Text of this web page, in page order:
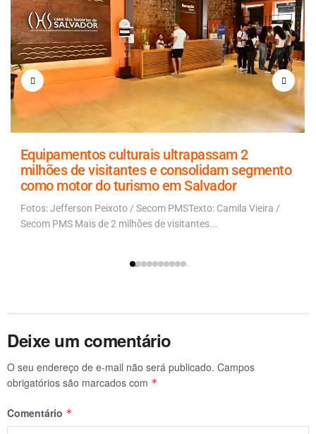
Equipamentos culturais ultrapassam 2
milhões de visitantes e consolidam segmento
como motor do turismo em Salvador
Fotos: Jefferson Peixoto / Secom PMSTexto: Camila Vieira /
Secom PMS Mais de 2 milhões de visitantes...
Deixe um comentário
O seu endereço de e-mail não será publicado. Campos
obrigatórios são marcados com *
Comentário *